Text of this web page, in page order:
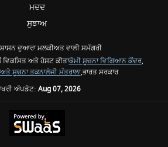
ਮਦਦ
ਸੁਝਾਅ
ਦੁਆਰਾ ਮਲਕੀਅਤ ਵਾਲੀ ਸਮੱਗਰੀ
ਅਤੇ ਹੋਸਟ ਕੀਤਾਕੌਮੀ ਸੂਚਨਾ ਵਿਗਿਆਨ ਕੇਂਦਰ,
ਸੂਚਨਾ ਤਕਨਾਲੋਜੀ ਮੰਤਰਾਲਾ,ਭਾਰਤ ਸਰਕਾਰ
ਅੱਪਡੇਟ: Aug 07, 2026